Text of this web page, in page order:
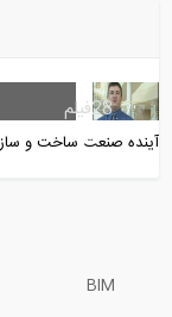
آینده صنعت ساخت و ساز
28فیلم
BIM